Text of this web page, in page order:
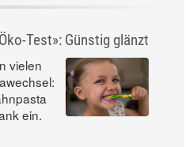
Test»: Günstig glänzt
vielen
ein.